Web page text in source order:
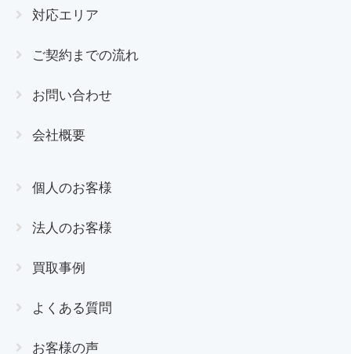
対応エリア
ご契約までの流れ
お問い合わせ
会社概要
個人のお客様
法人のお客様
買取事例
よくある質問
お客様の声